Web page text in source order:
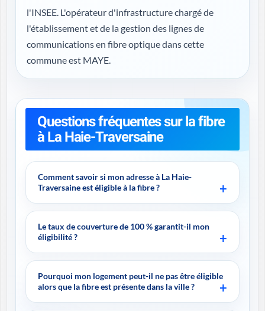
l'INSEE. L'opérateur d'infrastructure chargé de
l'établissement et de la gestion des lignes de
communications en fibre optique dans cette
commune est MAYE.
Questions fréquentes sur la fibre
à La Haie-Traversaine
Comment savoir si mon adresse à La Haie-
Traversaine est éligible à la fibre ?
Le taux de couverture de 100 % garantit-il mon
éligibilité ?
Pourquoi mon logement peut-il ne pas être éligible
alors que la fibre est présente dans la ville ?